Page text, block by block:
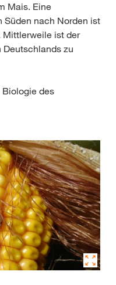
Mais. Eine
Süden nach Norden ist
Mittlerweile ist der
Deutschlands zu
Biologie des